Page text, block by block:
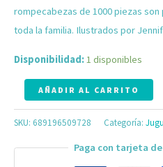
rompecabezas de 1000 piezas
toda la familia. Ilustrados por
Disponibilidad:1 disponibles
AÑADIR AL CARRITO
SKU: 689196509728 Categoría:
Paga con tarjeta